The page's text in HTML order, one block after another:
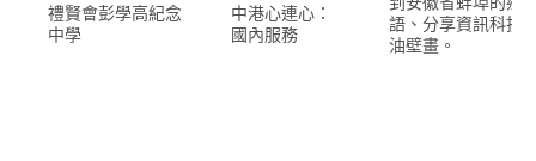
禮賢會彭學高紀念
中學
中港心連心：
國內服務
語、分享資訊科技
油壁畫。